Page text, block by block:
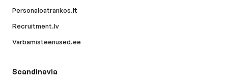
Personaloatrankos.lt
Recruitment.lv
Varbamisteenused.ee
Scandinavia